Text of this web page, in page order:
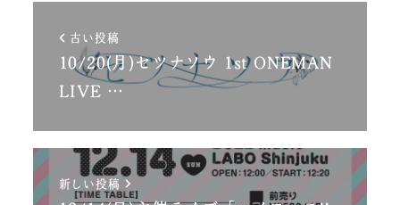
古い投稿
10/20(月)セツナソウ 1st ONEMAN
LIVE …
新しい投稿